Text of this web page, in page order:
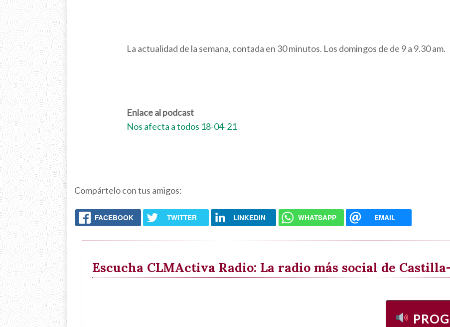
La actualidad de la semana, contada en 30 minutos. Los domingos de de 9 a 9.30 am.
Enlace al podcast
Nos afecta a todos 18-04-21
Compártelo con tus amigos:
FACEBOOK TWITTER LINKEDIN WHATSAPP EMAIL
Escucha CLMActiva Radio: La radio más social de